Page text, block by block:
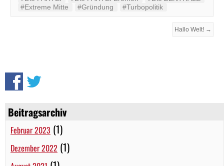
Beitragsarchiv
Februar 2023 (1)
Dezember 2022 (1)
#Extreme Mitte
#Gründung #Turbopolitik
Hallo Welt! →